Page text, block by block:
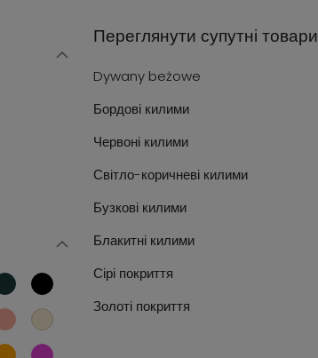
Переглянути супутні товари
Dywany beżowe
Бордові килими
Червоні килими
Світло-коричневі килими
Бузкові килими
Блакитні килими
Сірі покриття
Золоті покриття